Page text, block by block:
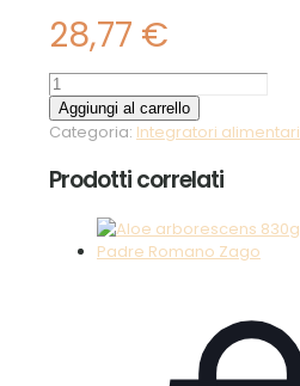
28,77 €
Naturmil
Ashwagandha
30cpr
Aggiungi al carrello
Categoria: Integratori alimentari
Prodotti correlati